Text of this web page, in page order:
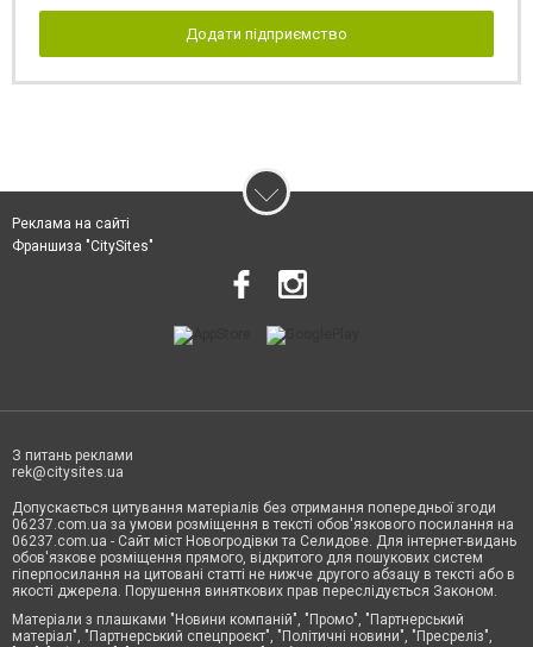
Додати підприємство
Реклама на сайті
Франшиза "CitySites"
З питань реклами
rek@citysites.ua
Допускається цитування матеріалів без отримання попередньої згоди
06237.com.ua за умови розміщення в тексті обов'язкового посилання на
06237.com.ua - Сайт міст Новогродівки та Селидове. Для інтернет-видань
обов'язкове розміщення прямого, відкритого для пошукових систем
гіперпосилання на цитовані статті не нижче другого абзацу в тексті або в
якості джерела. Порушення виняткових прав переслідується Законом.
Матеріали з плашками "Новини компаній", "Промо", "Партнерський
матеріал", "Партнерський спецпроєкт", "Політичні новини", "Пресреліз",